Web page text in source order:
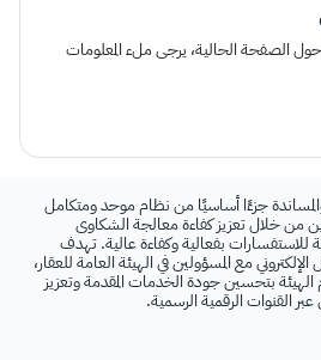
الصفحة الحالية، يرجى ملء المعلومات
جزءًا أساسيًا من نظام موحد ومتكامل
من خلال تعزيز كفاءة معالجة الشكاوى
للاستفسارات بفعالية وكفاءة عالية. تهدف
مع المسؤولين في الهيئة العامة للعقار،
الهيئة بتحسين جودة الخدمات المقدمة وتعزيز
القنوات الرقمية الرسمية.